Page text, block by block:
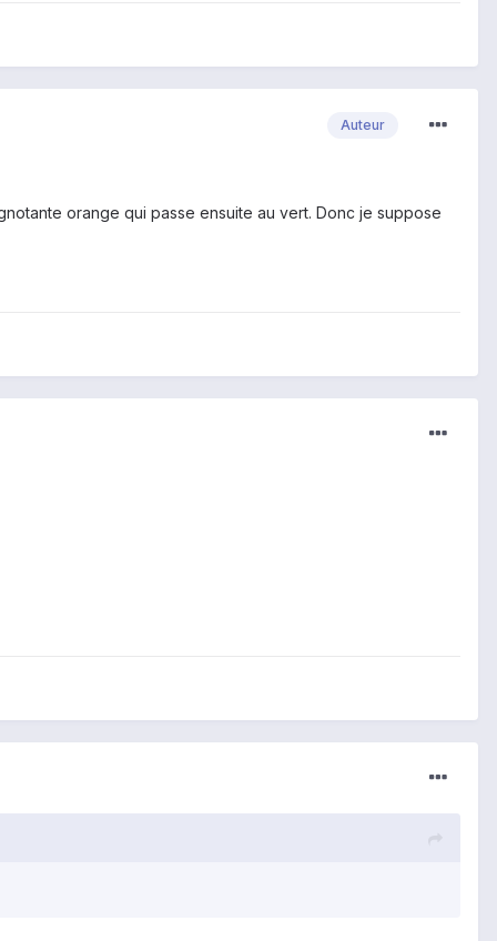
Auteur
orange qui passe ensuite au vert. Donc je suppose